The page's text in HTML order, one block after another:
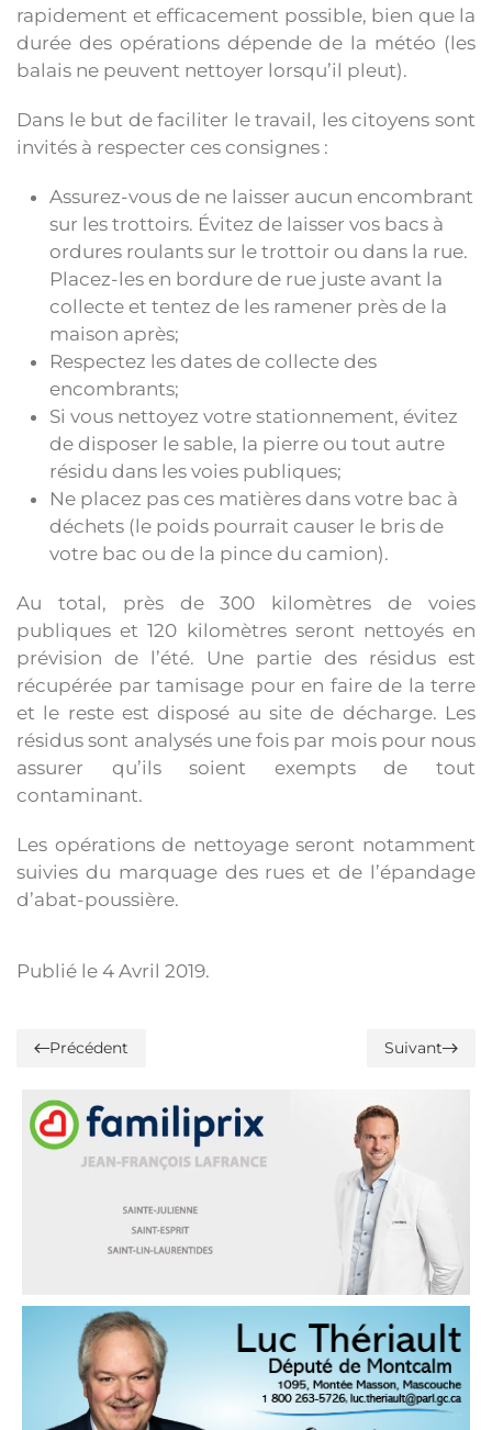
rapidement et efficacement possible, bien que la
durée des opérations dépende de la météo (les
balais ne peuvent nettoyer lorsqu’il pleut).
Dans le but de faciliter le travail, les citoyens sont
invités à respecter ces consignes :
Assurez-vous de ne laisser aucun encombrant
sur les trottoirs. Évitez de laisser vos bacs à
ordures roulants sur le trottoir ou dans la rue.
Placez-les en bordure de rue juste avant la
collecte et tentez de les ramener près de la
maison après;
Respectez les dates de collecte des
encombrants;
Si vous nettoyez votre stationnement, évitez
de disposer le sable, la pierre ou tout autre
résidu dans les voies publiques;
Ne placez pas ces matières dans votre bac à
déchets (le poids pourrait causer le bris de
votre bac ou de la pince du camion).
Au total, près de 300 kilomètres de voies
publiques et 120 kilomètres seront nettoyés en
prévision de l’été. Une partie des résidus est
récupérée par tamisage pour en faire de la terre
et le reste est disposé au site de décharge. Les
résidus sont analysés une fois par mois pour nous
assurer qu’ils soient exempts de tout
contaminant.
Les opérations de nettoyage seront notamment
suivies du marquage des rues et de l’épandage
d’abat-poussière.
Publié le 4 Avril 2019.
Précédent Suivant